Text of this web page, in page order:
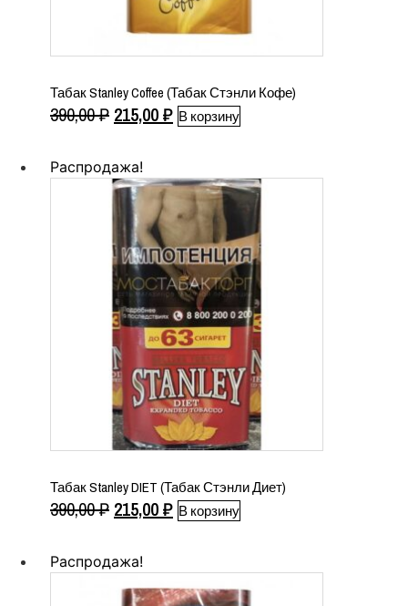
Табак Stanley Coffee (Табак Стэнли Кофе)
390,00₽ Первоначальная
составляла
390,00 ₽.
215,00₽Текущая
В корзину
Распродажа!
Табак Stanley DIET (Табак Стэнли Диет)
390,00₽ Первоначальная
составляла
390,00 ₽.
215,00₽Текущая
В корзину
Распродажа!